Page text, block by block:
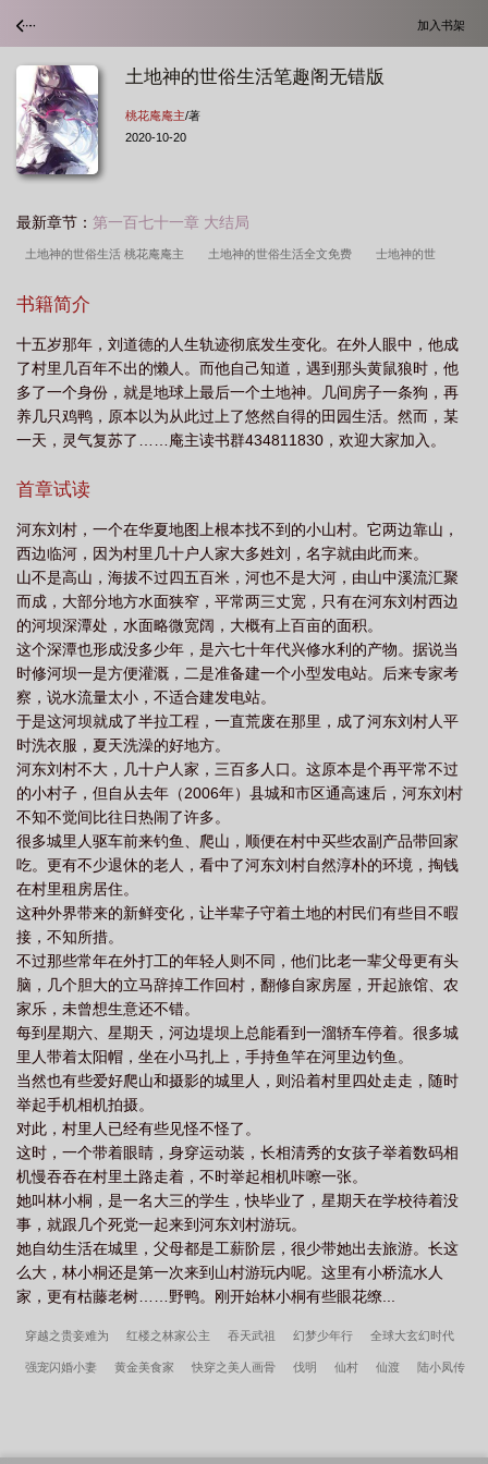
加入书架
土地神的世俗生活笔趣阁无错版
桃花庵庵主/著
2020-10-20
最新章节： 第一百七十一章 大结局
土地神的世俗生活 桃花庵庵主 土地神的世俗生活全文免费 士地神的世
俗生活笔趣阁
神的世俗生活免费 土地神的世俗生活笔趣阁免费阅读 土地神的世俗生活图
片 土地神的称呼 土地神的世俗生活笔趣阁无弹窗 土地神的世俗生活笔趣阁
最新章节TXT 土地神的世俗生活是什么 土地神的诞辰日又称什么节 土地神
的世俗 土地神的世俗生活最新 土地神的世俗生活最新章节免费 土地神的全
子 土地神的世俗生活无弹窗阅读 土地神故事 土地神的世俗生活笔趣阁最
新 土地神的世俗生活免费全文阅读5200 土地神叫什么名字? 土地神的悠闲
生活 土地神的世俗生活免费阅读 土地神的世俗生活笔趣阁5200 土地神的
世俗生活全本 土地神告诉我们什么道理 土地神的来历
书籍简介
十五岁那年，刘道德的人生轨迹彻底发生变化。在外人眼中，他成
了村里几百年不出的懒人。而他自己知道，遇到那头黄鼠狼时，他
多了一个身份，就是地球上最后一个土地神。几间房子一条狗，再
养几只鸡鸭，原本以为从此过上了悠然自得的田园生活。然而，某
一天，灵气复苏了……庵主读书群434811830，欢迎大家加入。
首章试读
河东刘村，一个在华夏地图上根本找不到的小山村。它两边靠山，
西边临河，因为村里几十户人家大多姓刘，名字就由此而来。
山不是高山，海拔不过四五百米，河也不是大河，由山中溪流汇聚
而成，大部分地方水面狭窄，平常两三丈宽，只有在河东刘村西边
的河坝深潭处，水面略微宽阔，大概有上百亩的面积。
这个深潭也形成没多少年，是六七十年代兴修水利的产物。据说当
时修河坝一是方便灌溉，二是准备建一个小型发电站。后来专家考
察，说水流量太小，不适合建发电站。
于是这河坝就成了半拉工程，一直荒废在那里，成了河东刘村人平
时洗衣服，夏天洗澡的好地方。
河东刘村不大，几十户人家，三百多人口。这原本是个再平常不过
的小村子，但自从去年（2006年）县城和市区通高速后，河东刘村
不知不觉间比往日热闹了许多。
很多城里人驱车前来钓鱼、爬山，顺便在村中买些农副产品带回家
吃。更有不少退休的老人，看中了河东刘村自然淳朴的环境，掏钱
在村里租房居住。
这种外界带来的新鲜变化，让半辈子守着土地的村民们有些目不暇
接，不知所措。
不过那些常年在外打工的年轻人则不同，他们比老一辈父母更有头
脑，几个胆大的立马辞掉工作回村，翻修自家房屋，开起旅馆、农
家乐，未曾想生意还不错。
每到星期六、星期天，河边堤坝上总能看到一溜轿车停着。很多城
里人带着太阳帽，坐在小马扎上，手持鱼竿在河里边钓鱼。
当然也有些爱好爬山和摄影的城里人，则沿着村里四处走走，随时
举起手机相机拍摄。
对此，村里人已经有些见怪不怪了。
这时，一个带着眼睛，身穿运动装，长相清秀的女孩子举着数码相
机慢吞吞在村里土路走着，不时举起相机咔嚓一张。
她叫林小桐，是一名大三的学生，快毕业了，星期天在学校待着没
事，就跟几个死党一起来到河东刘村游玩。
她自幼生活在城里，父母都是工薪阶层，很少带她出去旅游。长这
么大，林小桐还是第一次来到山村游玩内呢。这里有小桥流水人
家，更有枯藤老树……野鸭。刚开始林小桐有些眼花缭...
穿越之贵妾难为 红楼之林家公主 吞天武祖 幻梦少年行 全球大玄幻时代
强宠闪婚小妻 黄金美食家 快穿之美人画骨 伐明 仙村 仙渡 陆小凤传